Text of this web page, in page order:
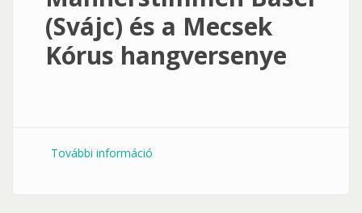
(Svájc) és a Mecsek
Kórus hangversenye
További információ